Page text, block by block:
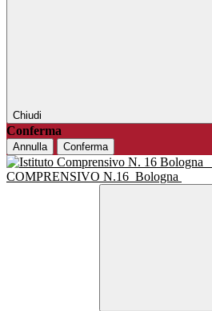
Chiudi
Conferma
Annulla Conferma
COMPRENSIVO N.16 Bologna